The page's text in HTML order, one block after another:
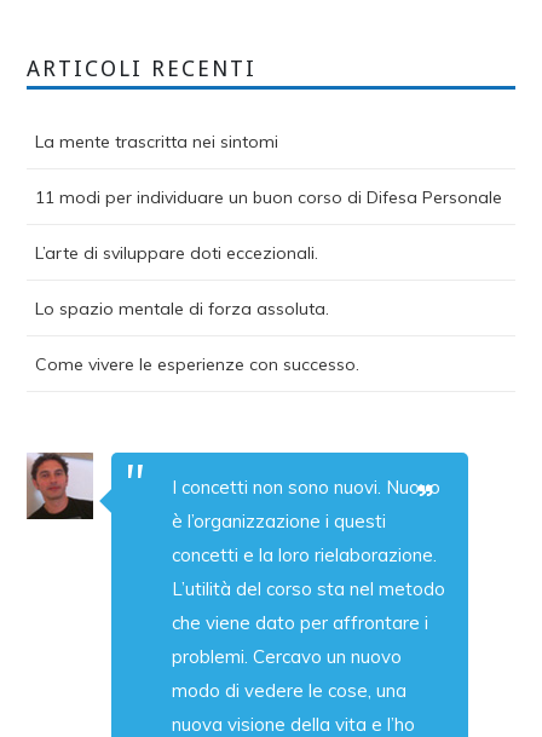
ARTICOLI RECENTI
La mente trascritta nei sintomi
11 modi per individuare un buon corso di Difesa Personale
L’arte di sviluppare doti eccezionali.
Lo spazio mentale di forza assoluta.
Come vivere le esperienze con successo.
I concetti non sono nuovi. Nuovo
è l’organizzazione i questi
concetti e la loro rielaborazione.
L’utilità del corso sta nel metodo
che viene dato per affrontare i
problemi. Cercavo un nuovo
modo di vedere le cose, una
nuova visione della vita e l’ho